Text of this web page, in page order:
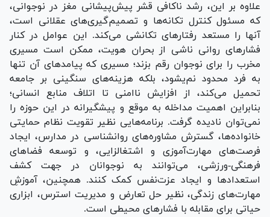
علاوه بر این، رشد ناکافی قشر پیش‌پیشانی مغز در نوجوانی،
که مسئول کنترل تکانه‌ها و تصمیم‌گیری‌های عقلانی است،
آنها را مستعد رفتار‌های تکانشی می‌کند. این عوامل در کنار
فشار‌های روانی ناشی از بحران هویت، ممکن است مسیری
مخرب را برای نوجوان رقم بزند؛ مسیری که پیامد‌های آن تنها
به فرد محدود نم‌یشود، بلکه هزینه‌های سنگینی بر جامعه
تحمیل می‌کند، از افزایش ناامنی تا اتلاف منابع انسانی؛
بنابراین اهمیت مداخله به موقع و پیشگیرانه در این حوزه را
نمی‌توان نادیده گرفت. برنامه‌هایی نظیر تقویت نظام حمایتی
خانواده‌ها، گسترش مشاوره‌های روانشناسی در مدارس، ایجاد
فرصت‌های مهارت‌آموزی و اشتغالزایی، و توسعه فضا‌های
فرهنگی-ورزشی، می‌توانند به نوجوانان در جهت کشف
استعداد‌ها و ایجاد عزت‌نفس کمک کنند. همچنین، آموزشِ
مهارت‌های زندگی، نظیر حل تعارض و مدیریت استرس، ابزاری
حیاتی برای مقابله با فشار‌های محیطی است.